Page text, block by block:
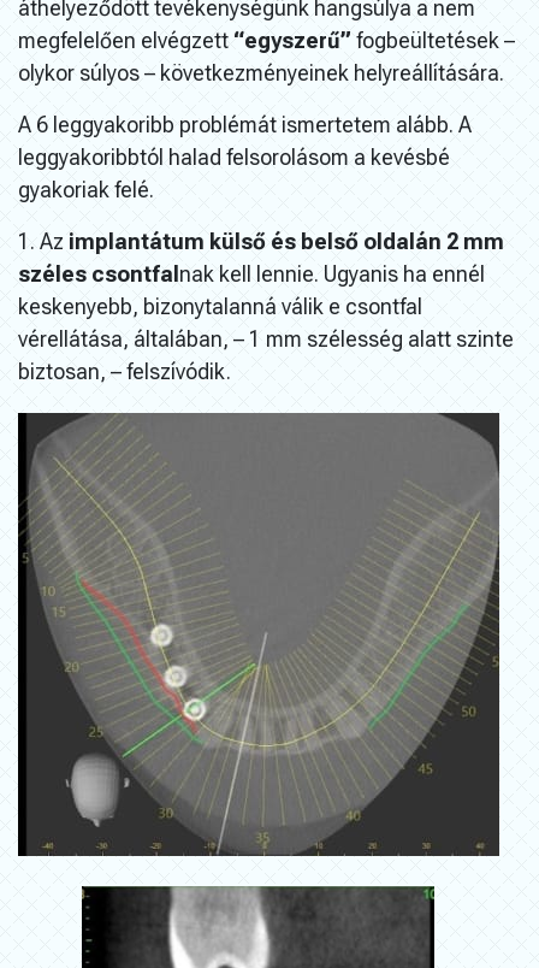
áthelyeződött tevékenységünk hangsúlya a nem
megfelelően elvégzett “egyszerű” fogbeültetések –
olykor súlyos – következményeinek helyreállítására.
A 6 leggyakoribb problémát ismertetem alább. A
leggyakoribbtól halad felsorolásom a kevésbé
gyakoriak felé.
1. Az implantátum külső és belső oldalán 2 mm
széles csontfalnak kell lennie. Ugyanis ha ennél
keskenyebb, bizonytalanná válik e csontfal
vérellátása, általában, – 1 mm szélesség alatt szinte
biztosan, – felszívódik.